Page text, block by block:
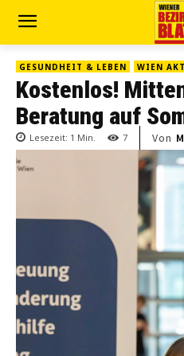
GESUNDHEIT & LEBEN WIEN
Kostenlos!
Beratung auf
Lesezeit: 1 Min. 7 Von